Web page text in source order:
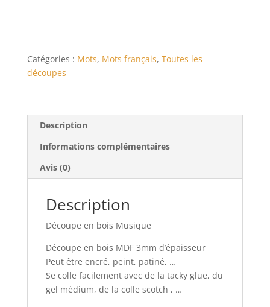
Catégories : Mots, Mots français, Toutes les
découpes
Description
Informations complémentaires
Avis (0)
Description
Découpe en bois Musique
Découpe en bois MDF 3mm d’épaisseur
Peut être encré, peint, patiné, …
Se colle facilement avec de la tacky glue, du
gel médium, de la colle scotch , …